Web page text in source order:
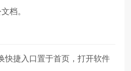
档。
快捷入口置于首页，打开软件